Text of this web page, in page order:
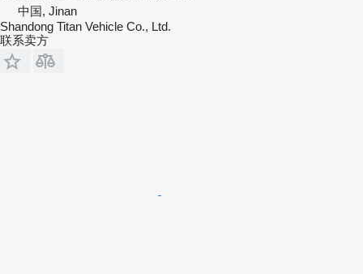
中国, Jinan
Shandong Titan Vehicle Co., Ltd.
联系卖方